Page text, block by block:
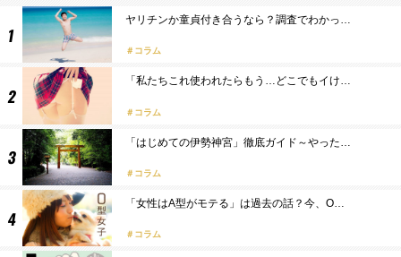
ヤリチンか童貞付き合うなら？調査でわかっ…
コラム
「私たちこれ使われたらもう…どこでもイけ…
コラム
「はじめての伊勢神宮」徹底ガイド～やった…
コラム
「女性はA型がモテる」は過去の話？今、O…
コラム